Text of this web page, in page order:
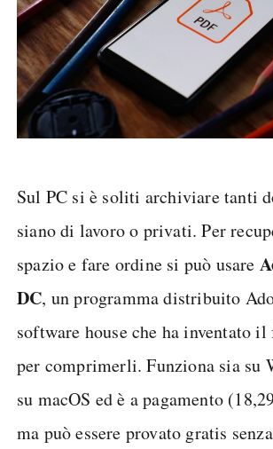
Sul PC si è soliti archiviare tanti
siano di lavoro o privati. Per
spazio e fare ordine si può usare
DC, un programma distribuito
software house che ha inventato il
per comprimerli. Funziona sia su
su macOS ed è a pagamento
ma può essere provato gratis